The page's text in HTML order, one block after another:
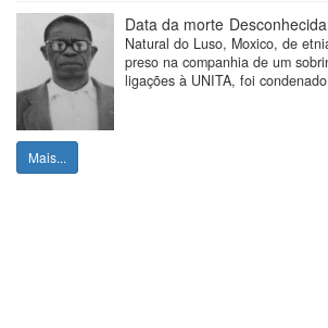
Data da morte Desconhecida
Natural do Luso, Moxico, de
preso na companhia de um
ligações à UNITA, foi
Mais...